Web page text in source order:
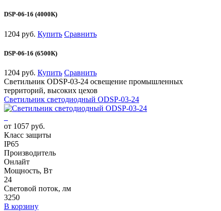
DSP-06-16 (4000К)
1204 руб. Купить Сравнить
DSP-06-16 (6500К)
1204 руб. Купить Сравнить
Светильник ODSP-03-24 освещение промышленных
территорий, высоких цехов
Светильник светодиодный ODSP-03-24
от 1057 руб.
Класс защиты
IP65
Производитель
Онлайт
Мощность, Вт
24
Световой поток, лм
3250
В корзину